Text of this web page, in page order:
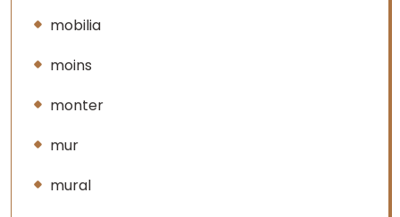
mobilia
moins
monter
mur
mural